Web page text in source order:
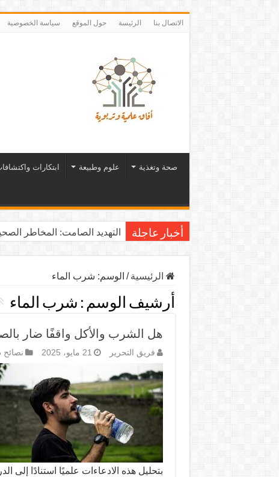
الاتصال بنا الرئيسة حول الموقع سياسة الخصوصية
صحة وتغذية علوم وطبيعة ابتكارات
أخبار عاجلة التهديد الصامت: المخاطر
الرئيسية / الوسم: شرب الماء
أرشيف الوسم : شرب الماء
هل الشرب والأكل واقفًا ضار
فريق التحرير 21 مايو، 2025 نصائح
بتحليل هذه الادعاءات علميًا استنادًا إلى